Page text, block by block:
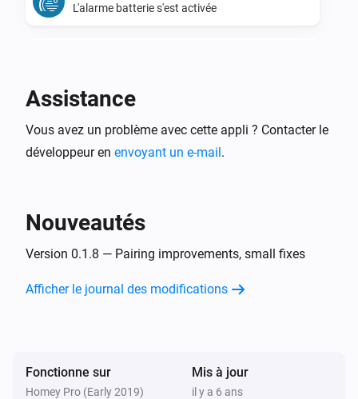
L'alarme batterie s'est activée
L'alarme CO s'est activée
L'alarme batterie s'est activée
Flood Sensor
L'alarme eau s'est activée
Assistance
Vous avez un problème avec cette appli ? Contacter le
développeur en envoyant un e-mail.
Nouveautés
Version 0.1.8 — Pairing improvements, small fixes
Afficher le journal des modifications
Fonctionne sur
Homey Pro (Early 2019)
Mis à jour
il y a 6 ans